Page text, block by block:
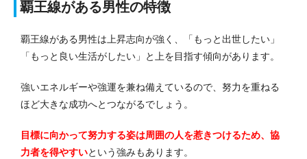
覇王線がある男性の特徴
覇王線がある男性は上昇志向が強く、「もっと出世したい」
「もっと良い生活がしたい」と上を目指す傾向があります。
強いエネルギーや強運を兼ね備えているので、努力を重ねる
ほど大きな成功へとつながるでしょう。
目標に向かって努力する姿は周囲の人を惹きつけるため、協
力者を得やすいという強みもあります。